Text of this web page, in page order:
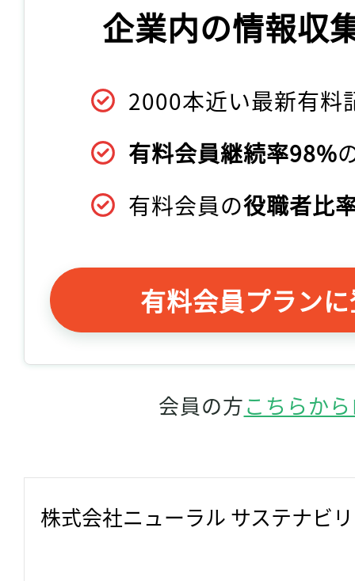
企業内の情報収
2000本近い最新有料
有料会員継続率98%
有料会員の役職者比
有料会員プラン
会員の方こちらか
株式会社ニューラル サステナビ